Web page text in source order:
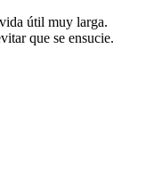
útil muy larga.
que se ensucie.